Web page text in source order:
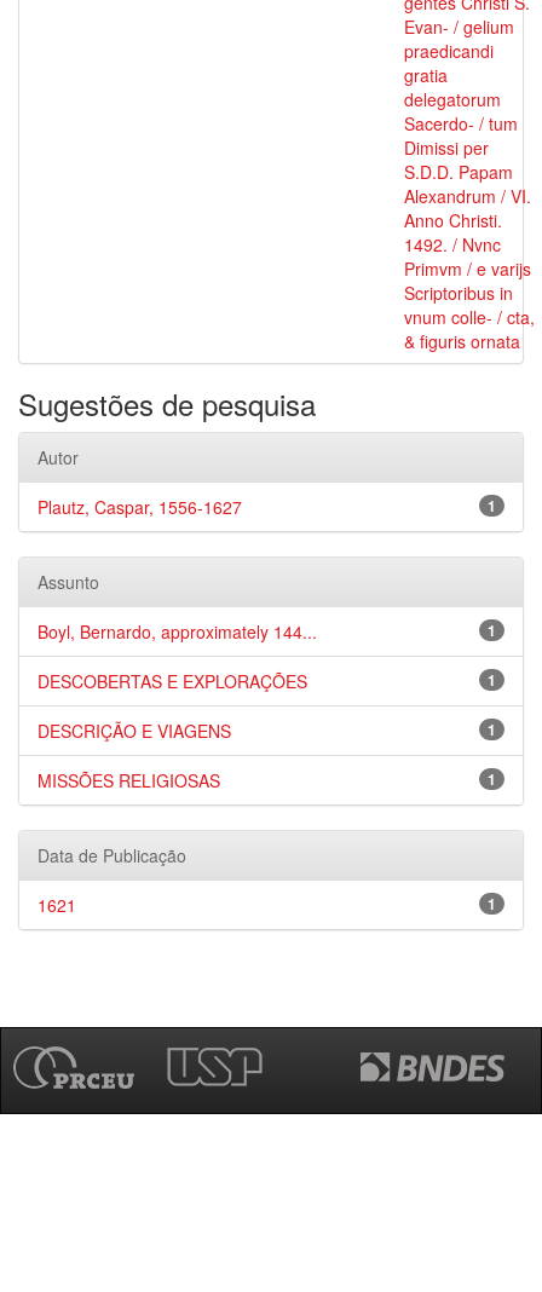
Evan- / gelium
praedicandi
gratia
delegatorum
Sacerdo- / tum
Dimissi per
S.D.D. Papam
Alexandrum / VI.
Anno Christi.
1492. / Nvnc
Primvm / e varijs
Scriptoribus in
vnum colle- / cta,
& figuris ornata
Sugestões de pesquisa
Autor
1
Plautz, Caspar, 1556-1627
Assunto
1
Boyl, Bernardo, approximately 144...
1
DESCOBERTAS E EXPLORAÇÕES
1
DESCRIÇÃO E VIAGENS
1
MISSÕES RELIGIOSAS
Data de Publicação
1
1621